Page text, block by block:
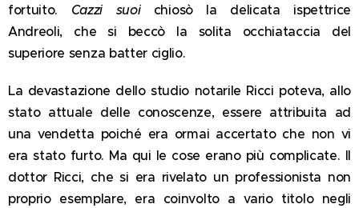
fortuito. Cazzi suoi chiosò la delicata ispettrice
Andreoli, che si beccò la solita occhiataccia del
superiore senza batter ciglio.
La devastazione dello studio notarile Ricci poteva, allo
stato attuale delle conoscenze, essere attribuita ad
una vendetta poiché era ormai accertato che non vi
era stato furto. Ma qui le cose erano più complicate. Il
dottor Ricci, che si era rivelato un professionista non
proprio esemplare, era coinvolto a vario titolo negli